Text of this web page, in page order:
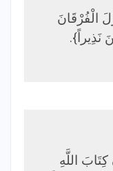
الْفُرْقَانَ
نَذِيراً}.
اللَّهِ